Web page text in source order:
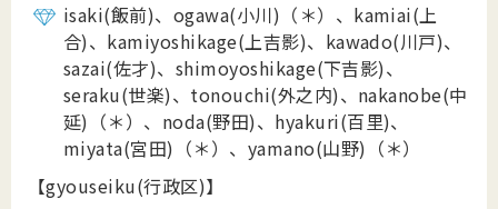
isaki(飯前)、ogawa(小川)（＊）、kamiai(上
合)、kamiyoshikage(上吉影)、kawado(川戸)、
sazai(佐才)、shimoyoshikage(下吉影)、
seraku(世楽)、tonouchi(外之内)、nakanobe(中
延)（＊）、noda(野田)、hyakuri(百里)、
miyata(宮田)（＊）、yamano(山野)（＊）
【gyouseiku(行政区)】